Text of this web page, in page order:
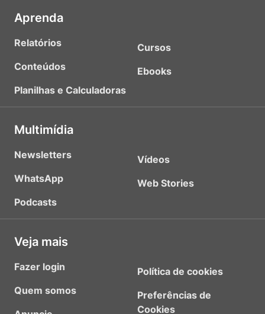
Aprenda
Relatórios
Conteúdos
Planilhas e Calculadoras
Cursos
Ebooks
Multimídia
Newsletters
WhatsApp
Podcasts
Vídeos
Web Stories
Veja mais
Fazer login
Quem somos
Política de cookies
Preferências de
Cookies